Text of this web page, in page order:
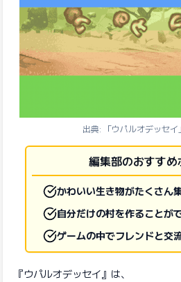
出典: 「ウパルオデッセ
編集部のおすすめ
かわいい生き物がたくさん
自分だけの村を作ることが
ゲームの中でフレンドと交
『ウパルオデッセイ』は、